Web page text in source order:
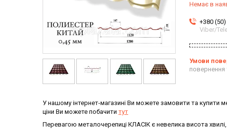
Немає в
+380
Viber/
повернення
У нашому інтернет-магазині Ви можете замовити та купити
ціни Ви можете побачити тут
Перевагою металочерепиці КЛАСІК є невелика висота